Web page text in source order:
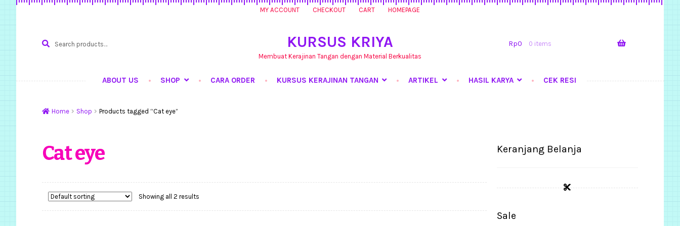
MY ACCOUNT CHECKOUT CART HOMEPAGE
for:
Rp0 0 items
KURSUS KRIYA
Membuat Kerajinan Tangan dengan Material Berkualitas
ABOUT US SHOP CARA ORDER KURSUS KERAJINAN TANGAN ARTIKEL HASIL KARYA CEK RESI
Home Shop Products tagged “Cat eye”
Cat eye
Showing all 2 results
Keranjang Belanja
Sale